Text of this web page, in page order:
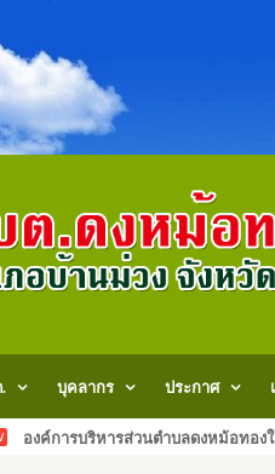
บุคลากร ประกาศ
องค์การบริหารส่วนตำบลดงหม้อทอ